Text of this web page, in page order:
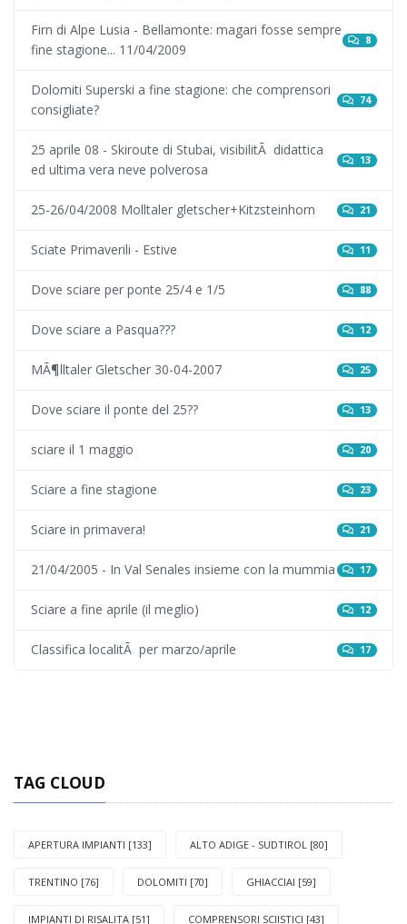
Firn di Alpe Lusia - Bellamonte: magari fosse sempre
fine stagione... 11/04/2009
8
Dolomiti Superski a fine stagione: che comprensori
consigliate?
74
25 aprile 08 - Skiroute di Stubai, visibilitÃ didattica
ed ultima vera neve polverosa
13
25-26/04/2008 Molltaler gletscher+Kitzsteinhorn 21
Sciate Primaverili - Estive 11
Dove sciare per ponte 25/4 e 1/5 88
Dove sciare a Pasqua??? 12
MÃ¶lltaler Gletscher 30-04-2007 25
Dove sciare il ponte del 25?? 13
sciare il 1 maggio 20
Sciare a fine stagione 23
Sciare in primavera! 21
21/04/2005 - In Val Senales insieme con la mummia 17
Sciare a fine aprile (il meglio) 12
Classifica localitÃ per marzo/aprile 17
TAG CLOUD
APERTURA IMPIANTI [133] ALTO ADIGE - SUDTIROL [80]
TRENTINO [76] DOLOMITI [70] GHIACCIAI [59]
IMPIANTI DI RISALITA [51] COMPRENSORI SCIISTICI [43]